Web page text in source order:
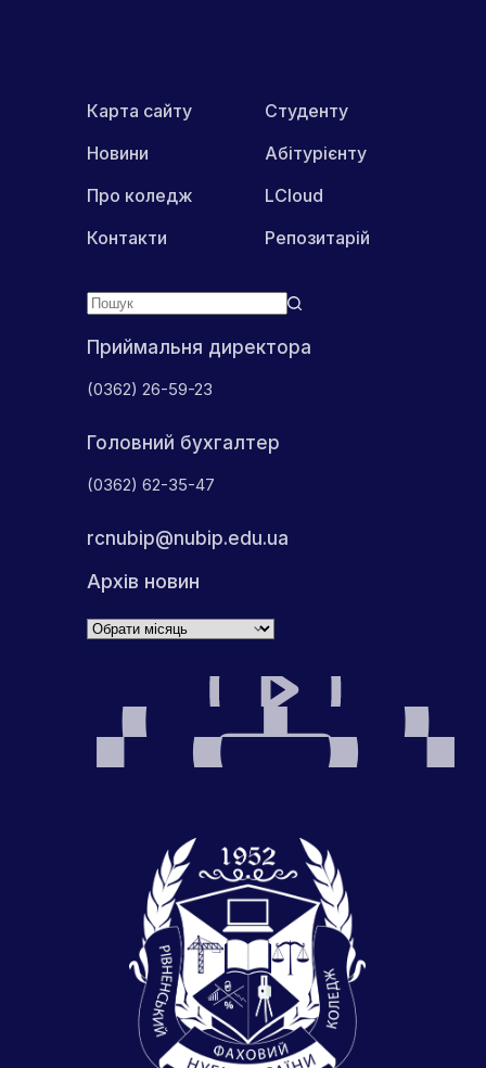
Приймальня директора
(0362) 26-59-23
Головний бухгалтер
(0362) 62-35-47
rcnubip@nubip.edu.ua
Архів новин
Архіви
Карта сайту
Новини
Про коледж
Контакти
Студенту
Абітурієнту
LCloud
Репозитарій